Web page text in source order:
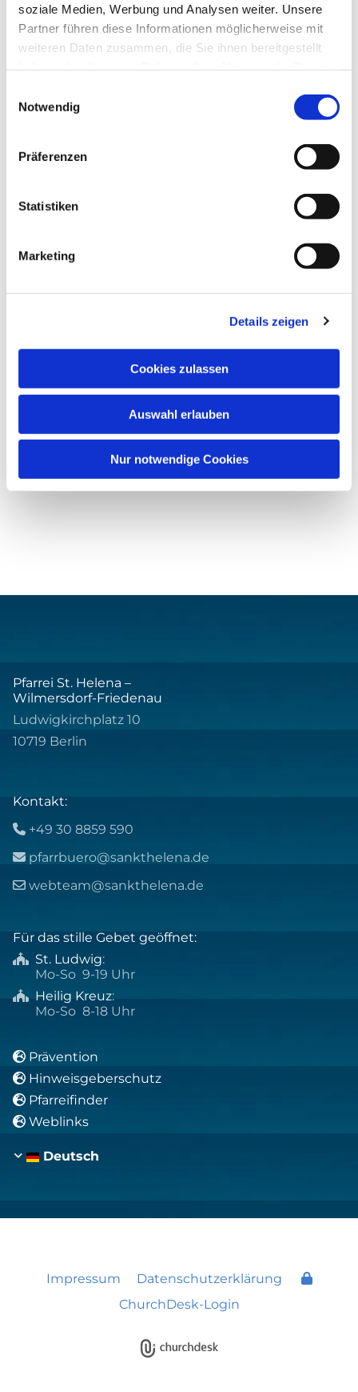
soziale Medien, Werbung und Analysen weiter. Unsere
Partner führen diese Informationen möglicherweise mit
weiteren Daten zusammen, die Sie ihnen bereitgestellt
Notwendig
Präferenzen
Statistiken
Marketing
Details zeigen
Cookies zulassen
Auswahl erlauben
Nur notwendige Cookies
Pfarrei St. Helena –
Wilmersdorf-Friedenau
Ludwigkirchplatz 10
10719 Berlin
Kontakt:
 +49 30 8859 590
 pfarrbuero@sankthelena.de
 webteam@sankthelena.de
Für das stille Gebet geöffnet:
 St. Ludwig:
Mo-So 9-19 Uhr
 Heilig Kreuz:
Mo-So 8-18 Uhr
 Prävention
 Hinweisgeberschutz
 Pfarreifinder
 Weblinks
Deutsch
Impressum
Datenschutzerklärung
ChurchDesk-Login